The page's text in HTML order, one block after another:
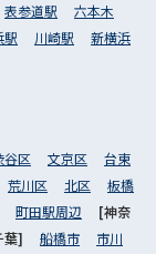
表参道駅
六本木
駅 川崎駅
新横浜
谷区 文京区
台東
荒川区 北区
板橋
町田駅周辺
[神奈
葉] 船橋市 市川